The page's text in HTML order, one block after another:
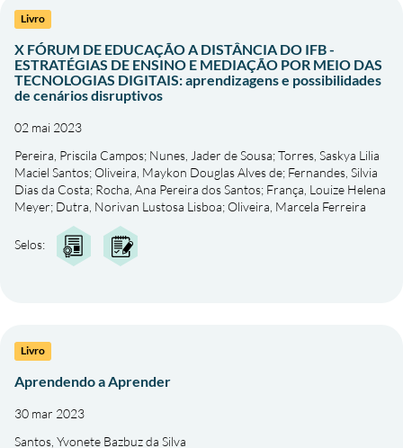
Livro
X FÓRUM DE EDUCAÇÃO A DISTÂNCIA DO IFB -
ESTRATÉGIAS DE ENSINO E MEDIAÇÃO POR MEIO DAS
TECNOLOGIAS DIGITAIS: aprendizagens e possibilidades
de cenários disruptivos
02 mai 2023
Pereira, Priscila Campos; Nunes, Jader de Sousa;Torres, Saskya Lilia
Maciel Santos;Oliveira, Maykon Douglas Alves de; Fernandes, Silvia
Dias da Costa; Rocha, Ana Pereira dos Santos; França, Louize Helena
Meyer; Dutra, Norivan Lustosa Lisboa;Oliveira, Marcela Ferreira
Selos:
Livro
Aprendendo a Aprender
30 mar 2023
Santos, Yvonete Bazbuz da Silva